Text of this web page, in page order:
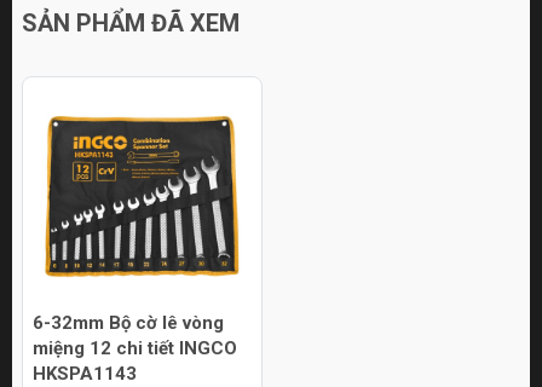
SẢN PHẨM ĐÃ XEM
6-32mm Bộ cờ lê vòng
miệng 12 chi tiết INGCO
HKSPA1143